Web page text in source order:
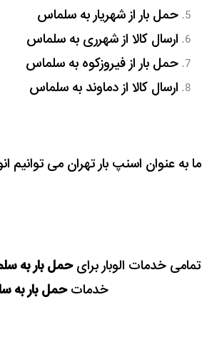
حمل بار از شهریار به سلماس
ارسال کالا از شهرری به سلماس
حمل بار از فیروزکوه به سلماس
ارسال کالا از دماوند به سلماس
ما به عنوان اسنپ بار تهران می توانیم
تمامی خدمات الوبار برایحمل بار به
خدماتحمل بار به